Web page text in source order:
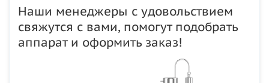
Наши менеджеры с удовольствием
свяжутся с вами, помогут подобрать
аппарат и оформить заказ!